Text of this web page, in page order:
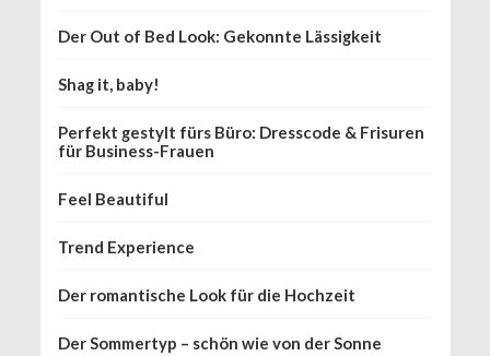
Der Out of Bed Look: Gekonnte Lässigkeit
Shag it, baby!
Perfekt gestylt fürs Büro: Dresscode & Frisuren
für Business-Frauen
Feel Beautiful
Trend Experience
Der romantische Look für die Hochzeit
Der Sommertyp – schön wie von der Sonne